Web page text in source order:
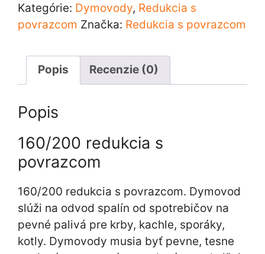
s
povrazcom
Kategórie: Dymovody, Redukcia s
povrazcom Značka: Redukcia s povrazcom
Popis Recenzie (0)
Popis
160/200 redukcia s
povrazcom
160/200 redukcia s povrazcom. Dymovod
slúži na odvod spalín od spotrebičov na
pevné palivá pre krby, kachle, sporáky,
kotly. Dymovody musia byť pevne, tesne